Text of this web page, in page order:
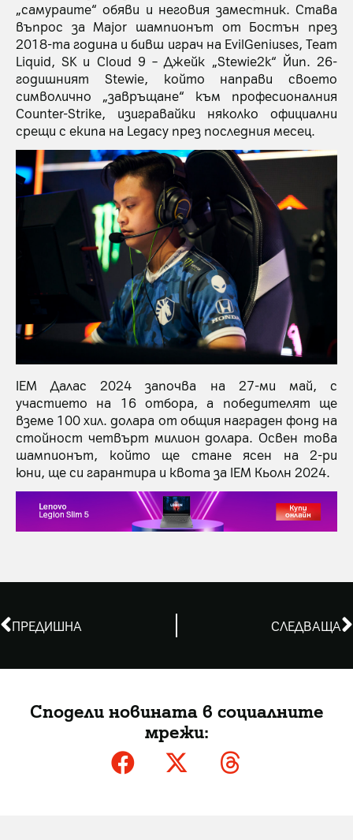
„самураите“ обяви и неговия заместник. Става
въпрос за Major шампионът от Бостън през
2018-та година и бивш играч на EvilGeniuses, Team
Liquid, SK и Cloud 9 – Джейк „Stewie2k“ Йип. 26-
годишният Stewie, който направи своето
символично „завръщане“ към професионалния
Counter-Strike, изигравайки няколко официални
срещи с екипа на Legacy през последния месец.
IEM Далас 2024 започва на 27-ми май, с
участието на 16 отбора, а победителят ще
вземе 100 хил. долара от общия награден фонд на
стойност четвърт милион долара. Освен това
шампионът, който ще стане ясен на 2-ри
юни, ще си гарантира и квота за IEM Кьолн 2024.
ПРЕДИШНА СЛЕДВАЩА
Сподели новината в социалните
мрежи: